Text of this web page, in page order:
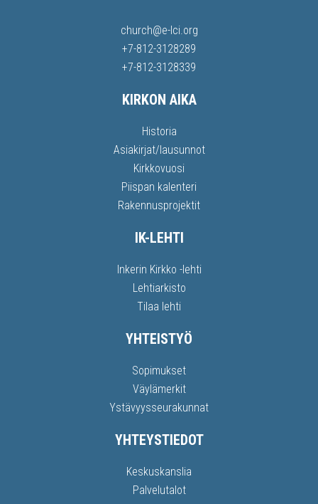
church@e-lci.org
+7-812-3128289
+7-812-3128339
KIRKON AIKA
Historia
Asiakirjat/lausunnot
Kirkkovuosi
Piispan kalenteri
Rakennusprojektit
IK-LEHTI
Inkerin Kirkko -lehti
Lehtiarkisto
Tilaa lehti
YHTEISTYÖ
Sopimukset
Väylämerkit
Ystävyysseurakunnat
YHTEYSTIEDOT
Keskuskanslia
Palvelutalot